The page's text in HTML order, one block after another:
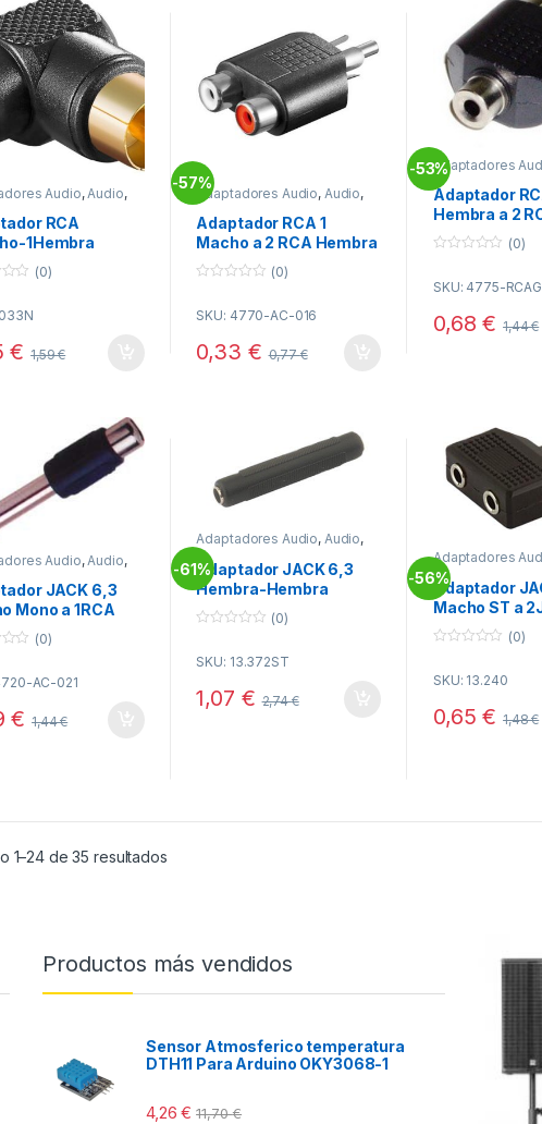
Audio, Audio,
RCA
1Hembra
Negro
(0)
€ 1,59€
-57%
Adaptadores Audio, Audio,
Conectividad
Adaptador RCA 1
Macho a 2 RCA Hembra
u
o
f
(0)
SKU: 4770-AC-016
0,33 € 0,77€
-53%Adaptadores
Conectividad
Adaptador
Hembra a 2
Hembra 3
u
o
f
(0)
SKU: 4775-
0,68€ 1,44€
Audio, Audio,
JACK 6,3
Mono a 1RCA
(0)
AC-021
€ 1,44€
-61%
Adaptadores Audio, Audio,
Conectividad
Adaptador JACK 6,3
Hembra-Hembra
Stereo
u
o
(0)
SKU: 13.372ST
1,07 € 2,74€
-56%
Adaptadores
Conectividad
Adaptador
Macho ST a
Hemb Mono
u
o
f
(0)
SKU: 13.240
0,65€ 1,48€
1–24 de 35 resultadosOrdenado por popularidad
Productos más vendidos
Sensor Atmosferico temperatura
DTH11 Para Arduino OKY3068-1
4,26€ 11,70€